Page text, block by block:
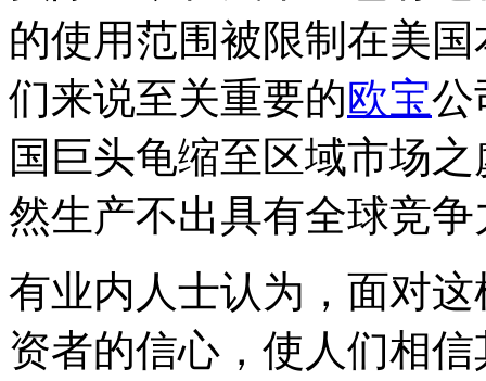
的使用范围被限制在美
们来说至关重要的欧宝公
国巨头龟缩至区域市场
然生产不出具有全球竞
有业内人士认为，面对
资者的信心，使人们相